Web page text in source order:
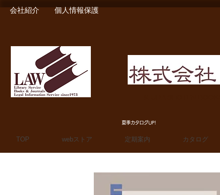
会社紹介 個人情報保護
夏季カタログUP!
TOP webストア 定期案内 カタログ